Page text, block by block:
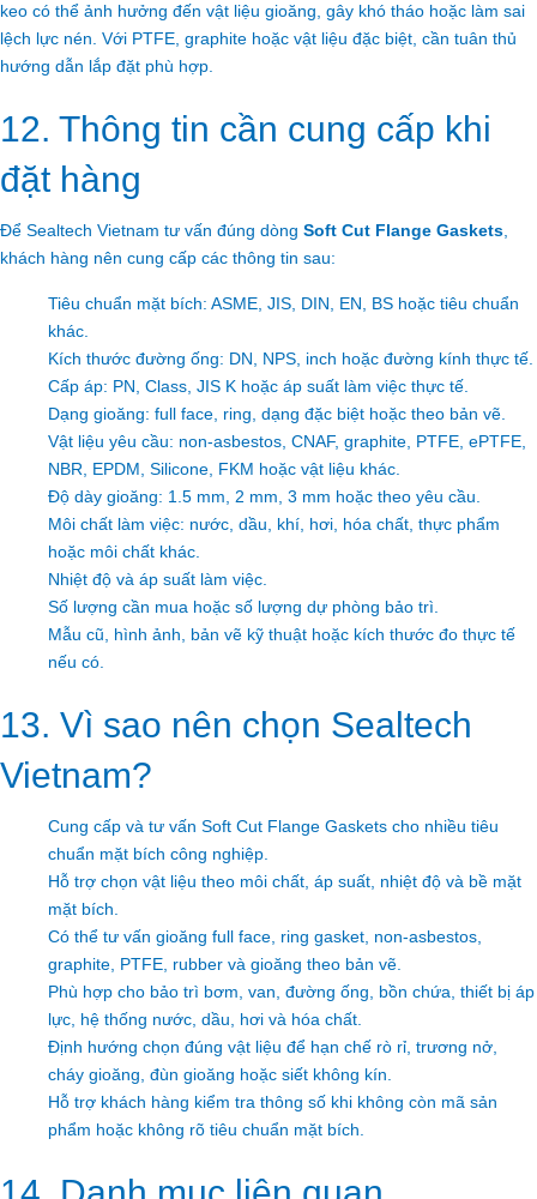
keo có thể ảnh hưởng đến vật liệu gioăng, gây khó tháo hoặc làm sai
lệch lực nén. Với PTFE, graphite hoặc vật liệu đặc biệt, cần tuân thủ
hướng dẫn lắp đặt phù hợp.
12. Thông tin cần cung cấp khi
đặt hàng
Để Sealtech Vietnam tư vấn đúng dòng Soft Cut Flange Gaskets
khách hàng nên cung cấp các thông tin sau:
Tiêu chuẩn mặt bích: ASME, JIS, DIN, EN, BS hoặc tiêu chuẩn
khác.
Kích thước đường ống: DN, NPS, inch hoặc đường kính thực tế.
Cấp áp: PN, Class, JIS K hoặc áp suất làm việc thực tế.
Dạng gioăng: full face, ring, dạng đặc biệt hoặc theo bản vẽ.
Vật liệu yêu cầu: non-asbestos, CNAF, graphite, PTFE, ePTFE,
NBR, EPDM, Silicone, FKM hoặc vật liệu khác.
Độ dày gioăng: 1.5 mm, 2 mm, 3 mm hoặc theo yêu cầu.
Môi chất làm việc: nước, dầu, khí, hơi, hóa chất, thực phẩm
hoặc môi chất khác.
Nhiệt độ và áp suất làm việc.
Số lượng cần mua hoặc số lượng dự phòng bảo trì.
Mẫu cũ, hình ảnh, bản vẽ kỹ thuật hoặc kích thước đo thực tế
nếu có.
13. Vì sao nên chọn Sealtech
Vietnam?
Cung cấp và tư vấn Soft Cut Flange Gaskets cho nhiều tiêu
chuẩn mặt bích công nghiệp.
Hỗ trợ chọn vật liệu theo môi chất, áp suất, nhiệt độ và bề mặt
mặt bích.
Có thể tư vấn gioăng full face, ring gasket, non-asbestos,
graphite, PTFE, rubber và gioăng theo bản vẽ.
Phù hợp cho bảo trì bơm, van, đường ống, bồn chứa, thiết bị áp
lực, hệ thống nước, dầu, hơi và hóa chất.
Định hướng chọn đúng vật liệu để hạn chế rò rỉ, trương nở,
cháy gioăng, đùn gioăng hoặc siết không kín.
Hỗ trợ khách hàng kiểm tra thông số khi không còn mã sản
phẩm hoặc không rõ tiêu chuẩn mặt bích.